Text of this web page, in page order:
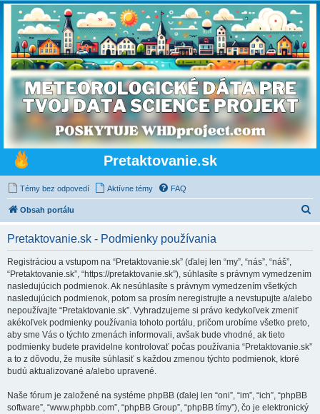
Pretaktovanie.sk
Témy bez odpovedí Aktívne témy FAQ
Obsah portálu
Pretaktovanie.sk - Podmienky používania
Registráciou a vstupom na “Pretaktovanie.sk” (ďalej len “my”, “nás”, “náš”,
“Pretaktovanie.sk”, “https://pretaktovanie.sk”), súhlasíte s právnym vymedzením
nasledujúcich podmienok. Ak nesúhlasíte s právnym vymedzením všetkých
nasledujúcich podmienok, potom sa prosím neregistrujte a nevstupujte a/alebo
nepoužívajte “Pretaktovanie.sk”. Vyhradzujeme si právo kedykoľvek zmeniť
akékoľvek podmienky používania tohoto portálu, pričom urobíme všetko preto,
aby sme Vás o týchto zmenách informovali, avšak bude vhodné, ak tieto
podmienky budete pravidelne kontrolovať počas používania “Pretaktovanie.sk”
a to z dôvodu, že musíte súhlasiť s každou zmenou týchto podmienok, ktoré
budú aktualizované a/alebo upravené.
Naše fórum je založené na systéme phpBB (ďalej len “oni”, “im”, “ich”, “phpBB
software”, “www.phpbb.com”, “phpBB Group”, “phpBB tímy”), čo je elektronický